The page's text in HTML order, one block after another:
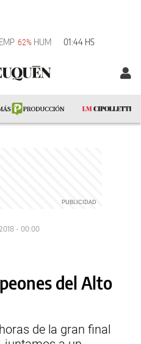
62% HUM 01:44 HS
2018 - 00:00
del Alto
de la gran final